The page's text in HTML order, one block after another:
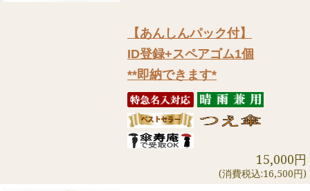
【あんしんパック付】
ID登録+スペアゴム1個
**即納できます*
15,000円
(消費税込:16,500円)